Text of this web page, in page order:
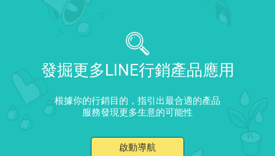
發掘更多LINE行銷產品應用
根據你的行銷目的，指引出最合適的產品
服務發現更多生意的可能性
啟動導航